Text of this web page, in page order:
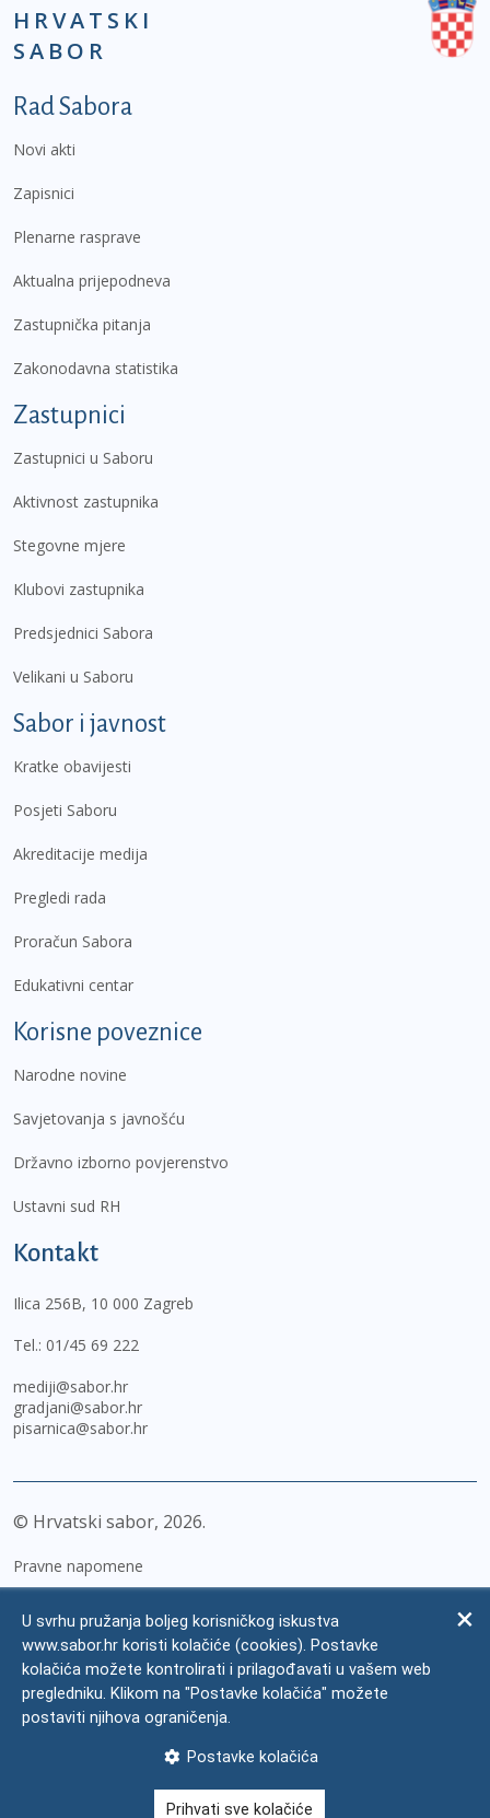
HRVATSKI
SABOR
Podnožje prvi izbornik
Rad Sabora
Novi akti
Zapisnici
Plenarne rasprave
Aktualna prijepodneva
Zastupnička pitanja
Zakonodavna statistika
Zastupnici
Zastupnici u Saboru
Aktivnost zastupnika
Stegovne mjere
Klubovi zastupnika
Predsjednici Sabora
Velikani u Saboru
Sabor i javnost
Kratke obavijesti
Posjeti Saboru
Akreditacije medija
Pregledi rada
Proračun Sabora
Edukativni centar
Korisne poveznice
Narodne novine
Savjetovanja s javnošću
Državno izborno povjerenstvo
Ustavni sud RH
Kontakt
Ilica 256B, 10 000 Zagreb
Tel.: 01/45 69 222
mediji@sabor.hr
gradjani@sabor.hr
pisarnica@sabor.hr
© Hrvatski sabor, 2026
Pravne napomene
Zaštita osobnih podataka
Impressum
Česta pitanja
U svrhu pružanja boljeg korisničkog iskustva
www.sabor.hr koristi kolačiće (cookies). Postavke
kolačića možete kontrolirati i prilagođavati u vašem web
pregledniku. Klikom na "Postavke kolačića" možete
postaviti njihova ograničenja.
Postavke kolačića
Prihvati sve kolačiće